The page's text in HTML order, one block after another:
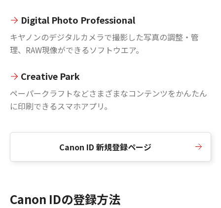
Digital Photo Professional
キヤノンのデジタルカメラで撮影した写真の調整・管
理、RAW現像ができるソフトウエア。
Creative Park
ペーパークラフトなどさまざまなコンテンツをかんたん
に印刷できるスマホアプリ。
Canon ID 新規登録ページ
Canon IDの登録方法